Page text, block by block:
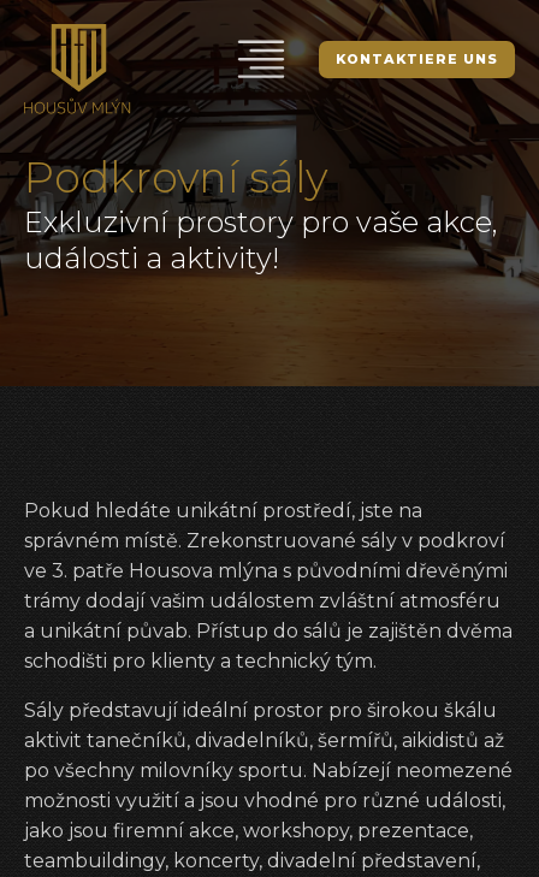
KONTAKTIERE UNS
Podkrovní sály
Exkluzivní prostory pro vaše akce,
události a aktivity!
Pokud hledáte unikátní prostředí, jste na
správném místě. Zrekonstruované sály v podkroví
ve 3. patře Housova mlýna s původními dřevěnými
trámy dodají vašim událostem zvláštní atmosféru
a unikátní půvab. Přístup do sálů je zajištěn dvěma
schodišti pro klienty a technický tým.
Sály představují ideální prostor pro širokou škálu
aktivit tanečníků, divadelníků, šermířů, aikidistů až
po všechny milovníky sportu. Nabízejí neomezené
možnosti využití a jsou vhodné pro různé události,
jako jsou firemní akce, workshopy, prezentace,
teambuildingy, koncerty, divadelní představení,